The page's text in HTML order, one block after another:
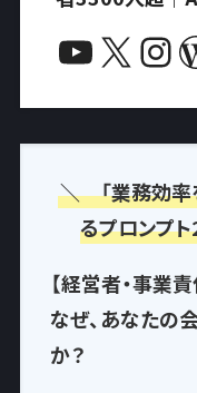
YouTube X InstagramWordPress
＼ 「業務効率
るプロンプ
【経営者・事業
なぜ、あなたの
か？